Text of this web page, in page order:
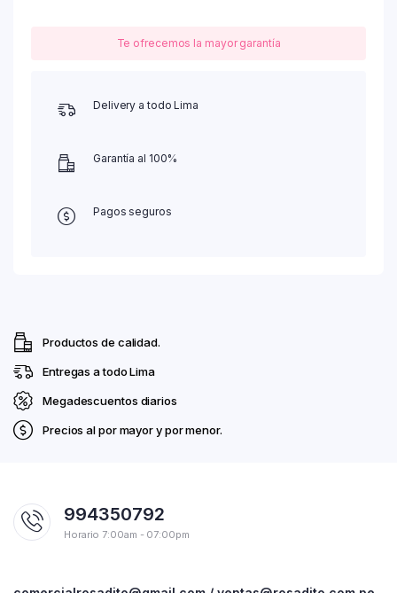
Te ofrecemos la mayor garantía
Delivery a todo Lima
Garantía al 100%
Pagos seguros
Productos de calidad.
Entregas a todo Lima
Megadescuentos diarios
Precios al por mayor y por menor.
994350792
Horario 7:00am - 07:00pm